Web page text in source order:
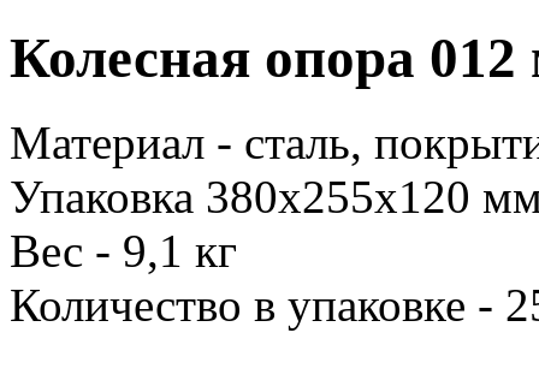
Колесная опора 012
Материал - сталь,
Упаковка 380х255х120
Вес - 9,1 кг
Количество в упаковке -